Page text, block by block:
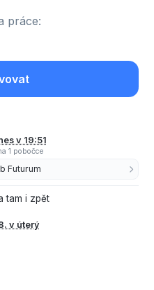
práce:
v 19:51
1 pobočce
Futurum
tam i zpět
v úterý